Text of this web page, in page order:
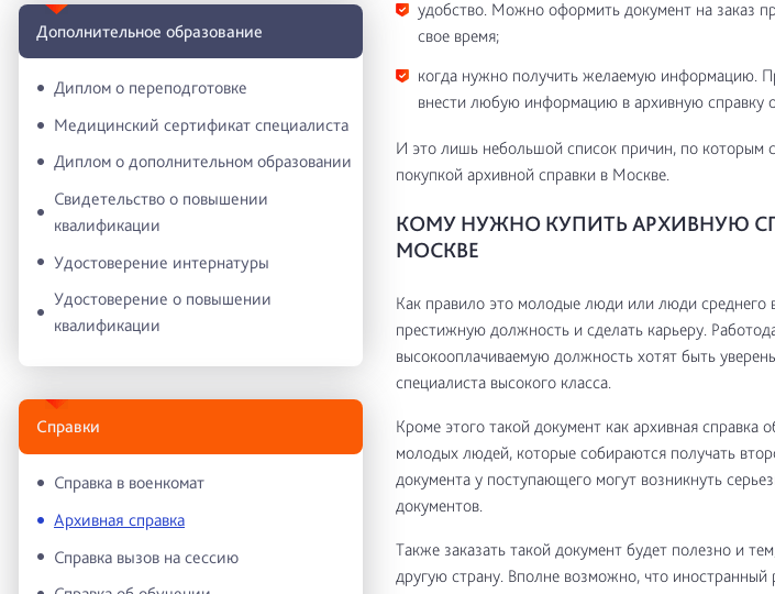
Дополнительное образование
Диплом о переподготовке
Медицинский сертификат специалиста
Диплом о дополнительном образовании
Свидетельство о повышении
квалификации
Удостоверение интернатуры
Удостоверение о повышении
квалификации
Справки
Справка в военкомат
Архивная справка
Справка вызов на сессию
удобство. Можно оформить документ на заказ
свое время;
когда нужно получить желаемую информацию.
внести любую информацию в архивную справку
И это лишь небольшой список причин, по которым
покупкой архивной справки в Москве.
КОМУ НУЖНО КУПИТЬ АРХИВНУЮ
МОСКВЕ
Как правило это молодые люди или люди среднего
престижную должность и сделать карьеру.
высокооплачиваемую должность хотят быть
специалиста высокого класса.
Кроме этого такой документ как архивная справка
молодых людей, которые собираются получать
документа у поступающего могут возникнуть
документов.
Также заказать такой документ будет полезно и
другую страну. Вполне возможно, что иностранный